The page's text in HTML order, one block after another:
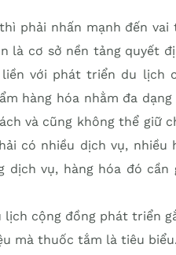
phải nhấn mạnh đến vai
là cơ sở nền tảng quyết
với phát triển du lịch
hàng hóa nhằm đa
và cũng không thể giữ
có nhiều dịch vụ, nhiều
dịch vụ, hàng hóa đó cần
lịch cộng đồng phát triển
mà thuốc tắm là tiêu